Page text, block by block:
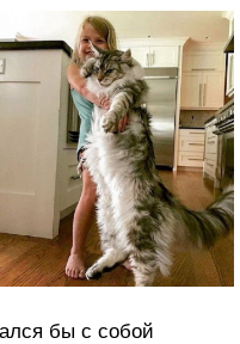
бы с собой